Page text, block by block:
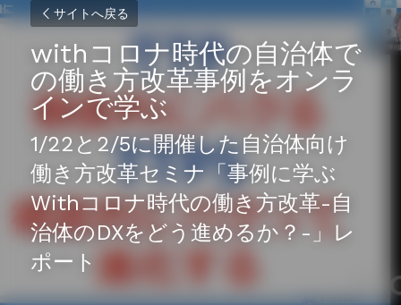
サイトへ戻る
withコロナ時代の自治体で
の働き方改革事例をオンラ
インで学ぶ
1/22と2/5に開催した自治体向け
働き方改革セミナ「事例に学ぶ
Withコロナ時代の働き方改革-自
治体のDXをどう進めるか？-」レ
ポート